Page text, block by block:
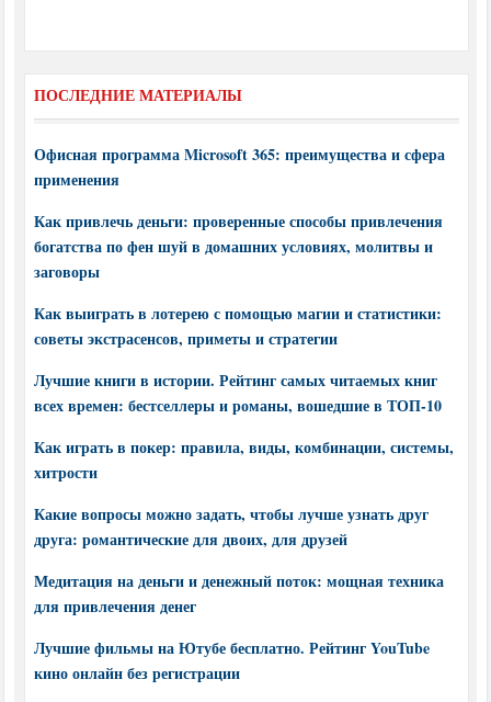
ПОСЛЕДНИЕ МАТЕРИАЛЫ
Офисная программа Microsoft 365: преимущества и сфера
применения
Как привлечь деньги: проверенные способы привлечения
богатства по фен шуй в домашних условиях, молитвы и
заговоры
Как выиграть в лотерею с помощью магии и статистики:
советы экстрасенсов, приметы и стратегии
Лучшие книги в истории. Рейтинг самых читаемых книг
всех времен: бестселлеры и романы, вошедшие в ТОП-10
Как играть в покер: правила, виды, комбинации, системы,
хитрости
Какие вопросы можно задать, чтобы лучше узнать друг
друга: романтические для двоих, для друзей
Медитация на деньги и денежный поток: мощная техника
для привлечения денег
Лучшие фильмы на Ютубе бесплатно. Рейтинг YouTube
кино онлайн без регистрации